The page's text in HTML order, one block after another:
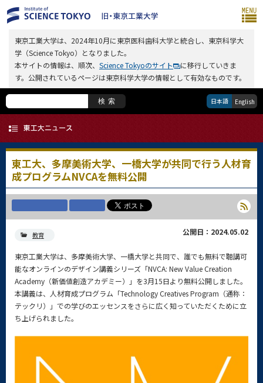
東京工業大学は、2024年10月に東京医科歯科大学と統合し、東京科学大
学（Science Tokyo）となりました。
本サイトの情報は、順次、 Science Tokyoのサイト
に移行していきま
す。公開されているページは東京科学大学の情報として有効なものです。
検索 日本語 English
東工大、多摩美術大学、一橋大学が共同で行う人材育
成プログラムNVCAを無料公開
教育 公開日：2024.05.02
東京工業大学は、多摩美術大学、一橋大学と共同で、誰でも無料で聴講可
能なオンラインのデザイン講義シリーズ「NVCA: New Value Creation
Academy（新価値創造アカデミー）」を3月15日より無料公開しました。
本講義は、人材育成プログラム「Technology Creatives Program（通称：
テックリ）」での学びのエッセンスをさらに広く知っていただくために立
ち上げられました。